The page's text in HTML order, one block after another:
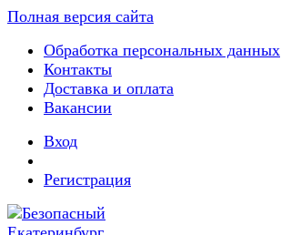
Полная версия сайта
Обработка персональных данных
Контакты
Доставка и оплата
Вакансии
Вход
Регистрация